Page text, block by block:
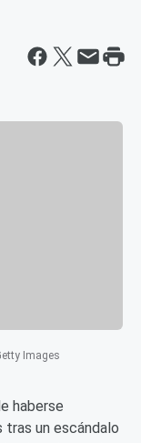
Images
haberse
tras un escándalo